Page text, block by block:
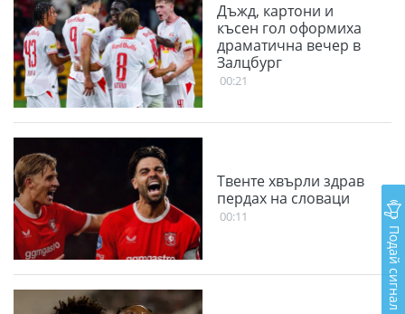
Дъжд, картони и
късен гол оформиха
драматична вечер в
Залцбург
00:21
Твенте хвърли здрав
пердах на словаци
00:11
Подай сигнал